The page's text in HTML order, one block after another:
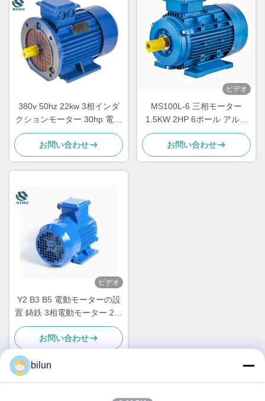
380v 50hz 22kw 3相インダ
クションモーター 30hp 電動
モーター
お問い合わせ
ビデオ
MS100L-6 三相モーター
1.5KW 2HP 6ポール アルミ
ホウジングモーター MSシリ
ーズ
お問い合わせ
ビデオ
Y2 B3 B5 電動モーターの設
置 鋳鉄 3相電動モーター 2極
4極
お問い合わせ
bilun